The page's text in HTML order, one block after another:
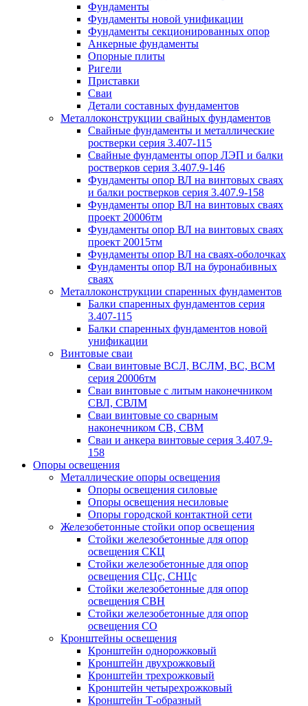
Фундаменты
Фундаменты новой унификации
Фундаменты секционированных опор
Анкерные фундаменты
Опорные плиты
Ригели
Приставки
Сваи
Детали составных фундаментов
Металлоконструкции свайных фундаментов
Свайные фундаменты и металлические
ростверки серия 3.407-115
Свайные фундаменты опор ЛЭП и балки
ростверков серия 3.407.9-146
Фундаменты опор ВЛ на винтовых сваях
и балки ростверков серия 3.407.9-158
Фундаменты опор ВЛ на винтовых сваях
проект 20006тм
Фундаменты опор ВЛ на винтовых сваях
проект 20015тм
Фундаменты опор ВЛ на сваях-оболочках
Фундаменты опор ВЛ на буронабивных
сваях
Металлоконструкции спаренных фундаментов
Балки спаренных фундаментов серия
3.407-115
Балки спаренных фундаментов новой
унификации
Винтовые сваи
Сваи винтовые ВСЛ, ВСЛМ, ВС, ВСМ
серия 20006тм
Сваи винтовые с литым наконечником
СВЛ, СВЛМ
Сваи винтовые со сварным
наконечником СВ, СВМ
Сваи и анкера винтовые серия 3.407.9-
158
Опоры освещения
Металлические опоры освещения
Опоры освещения силовые
Опоры освещения несиловые
Опоры городской контактной сети
Железобетонные стойки опор освещения
Стойки железобетонные для опор
освещения СКЦ
Стойки железобетонные для опор
освещения СЦс, СНЦс
Стойки железобетонные для опор
освещения СВН
Стойки железобетонные для опор
освещения СО
Кронштейны освещения
Кронштейн однорожковый
Кронштейн двухрожковый
Кронштейн трехрожковый
Кронштейн четырехрожковый
Кронштейн Т-образный